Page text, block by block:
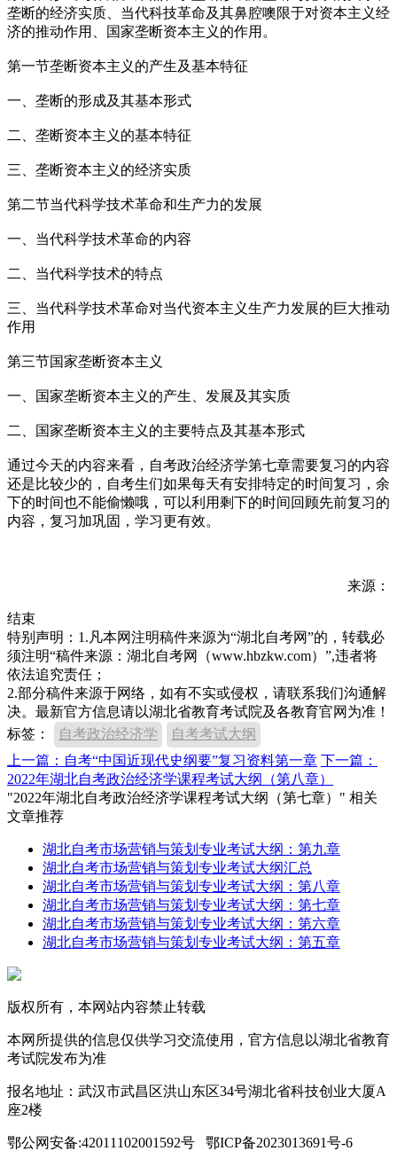
垄断的经济实质、当代科技革命及其鼻腔噢限于对资本主义经
济的推动作用、国家垄断资本主义的作用。
第一节垄断资本主义的产生及基本特征
一、垄断的形成及其基本形式
二、垄断资本主义的基本特征
三、垄断资本主义的经济实质
第二节当代科学技术革命和生产力的发展
一、当代科学技术革命的内容
二、当代科学技术的特点
三、当代科学技术革命对当代资本主义生产力发展的巨大推动
作用
第三节国家垄断资本主义
一、国家垄断资本主义的产生、发展及其实质
二、国家垄断资本主义的主要特点及其基本形式
通过今天的内容来看，自考政治经济学第七章需要复习的内容
还是比较少的，自考生们如果每天有安排特定的时间复习，余
下的时间也不能偷懒哦，可以利用剩下的时间回顾先前复习的
内容，复习加巩固，学习更有效。
来源：
结束
特别声明：1.凡本网注明稿件来源为“湖北自考网”的，转载必
须注明“稿件来源：湖北自考网（www.hbzkw.com）”,违者将
依法追究责任；
2.部分稿件来源于网络，如有不实或侵权，请联系我们沟通解
决。最新官方信息请以湖北省教育考试院及各教育官网为准！
标签：
自考政治经济学
自考考试大纲
上一篇：自考“中国近现代史纲要”复习资料第一章 下一篇：
2022年湖北自考政治经济学课程考试大纲（第八章）
"2022年湖北自考政治经济学课程考试大纲（第七章）" 相关
文章推荐
湖北自考市场营销与策划专业考试大纲：第九章
湖北自考市场营销与策划专业考试大纲汇总
湖北自考市场营销与策划专业考试大纲：第八章
湖北自考市场营销与策划专业考试大纲：第七章
湖北自考市场营销与策划专业考试大纲：第六章
湖北自考市场营销与策划专业考试大纲：第五章
版权所有，本网站内容禁止转载
本网所提供的信息仅供学习交流使用，官方信息以湖北省教育
考试院发布为准
报名地址：武汉市武昌区洪山东区34号湖北省科技创业大厦A
座2楼
鄂公网安备:42011102001592号 鄂ICP备2023013691号-6